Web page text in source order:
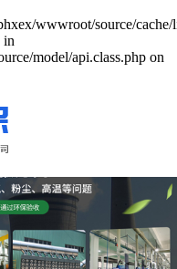
wwwroot/source/cache/
in
model/api.class.php on